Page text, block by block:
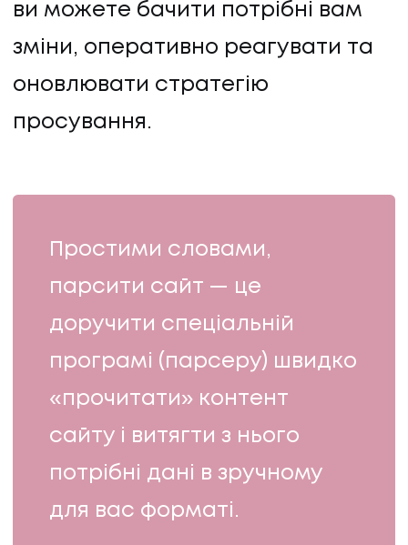
ви можете бачити потрібні вам
зміни, оперативно реагувати та
оновлювати стратегію
просування.
Простими словами,
парсити сайт — це
доручити спеціальній
програмі (парсеру) швидко
«прочитати» контент
сайту і витягти з нього
потрібні дані в зручному
для вас форматі.